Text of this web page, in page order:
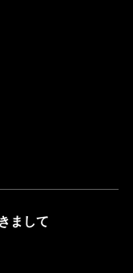
まして